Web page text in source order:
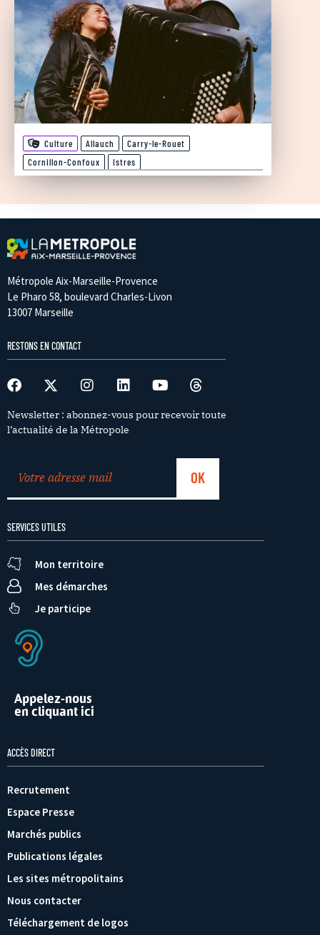
Culture Allauch
Carry-le-Rouet
Cornillon-Confoux
Istres
Métropole Aix-Marseille-Provence
Le Pharo 58, boulevard Charles-Livon
13007 Marseille
RESTONS EN CONTACT
Newsletter : abonnez-vous pour recevoir toute
l’actualité de la Métropole
SERVICES UTILES
Mon territoire
Mes démarches
Je participe
Appelez-nous
en cliquant ici
ACCÈS DIRECT
Recrutement
Espace Presse
Marchés publics
Publications légales
Les sites métropolitains
Nous contacter
Téléchargement de logos